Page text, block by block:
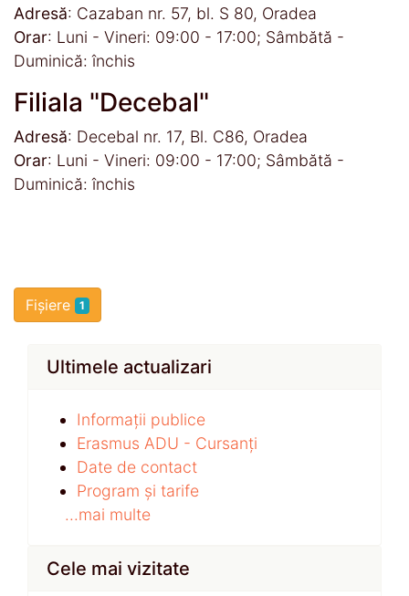
Adresă: Cazaban nr. 57, bl. S 80, Oradea
Orar: Luni - Vineri: 09:00 - 17:00; Sâmbătă -
Duminică: închis
Filiala "Decebal"
Adresă: Decebal nr. 17, Bl. C86, Oradea
Orar: Luni - Vineri: 09:00 - 17:00; Sâmbătă -
Duminică: închis
Fișiere 1
Ultimele actualizari
Informații publice
Erasmus ADU - Cursanți
Date de contact
Program și tarife
...mai multe
Cele mai vizitate